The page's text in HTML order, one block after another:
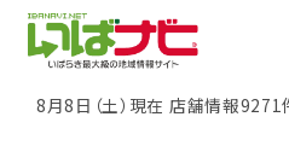
8月8日（土）現在 店舗情報